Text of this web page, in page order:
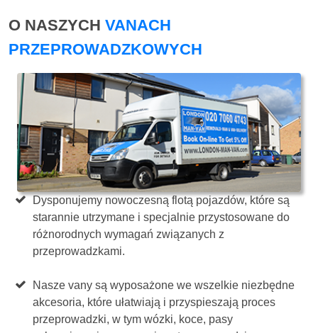
O NASZYCH VANACH
PRZEPROWADZKOWYCH
Dysponujemy nowoczesną flotą pojazdów, które są
starannie utrzymane i specjalnie przystosowane do
różnorodnych wymagań związanych z
przeprowadzkami.
Nasze vany są wyposażone we wszelkie niezbędne
akcesoria, które ułatwiają i przyspieszają proces
przeprowadzki, w tym wózki, koce, pasy